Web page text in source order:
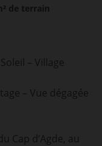
de terrain
– Village
– Vue dégagée
Cap d’Agde, au